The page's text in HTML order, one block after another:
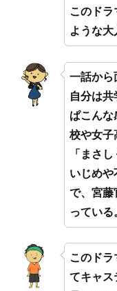
このド
ような大
一話から
自分は
ぱこんな
校や女子
「まさ
いじめや
で、宮藤
っている
このドラ
てキャス